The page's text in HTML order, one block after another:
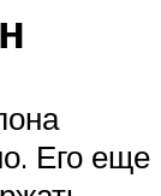
Его еще